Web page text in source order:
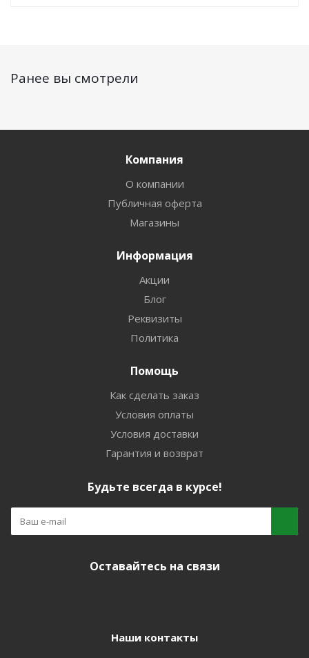
Ранее вы смотрели
Компания
О компании
Публичная оферта
Магазины
Информация
Акции
Блог
Реквизиты
Политика
Помощь
Как сделать заказ
Условия оплаты
Условия доставки
Гарантия и возврат
Будьте всегда в курсе!
Оставайтесь на связи
Наши контакты